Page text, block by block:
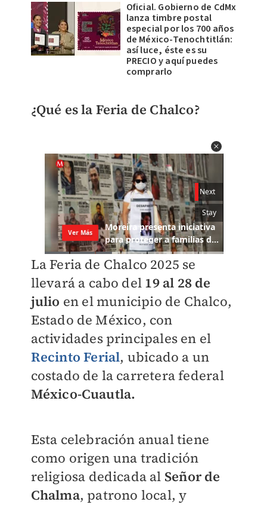
Oficial. Gobierno de CdMx
lanza timbre postal
especial por los 700 años
de México-Tenochtitlán:
así luce, éste es su
PRECIO y aquí puedes
comprarlo
¿Qué es la Feria de Chalco?
La Feria de Chalco 2025 se
llevará a cabo del 19 al 28 de
julio en el municipio de Chalco,
Estado de México, con
actividades principales en el
Recinto Ferial, ubicado a un
costado de la carretera federal
México-Cuautla.
Esta celebración anual tiene
como origen una tradición
religiosa dedicada al Señor de
Chalma, patrono local, y